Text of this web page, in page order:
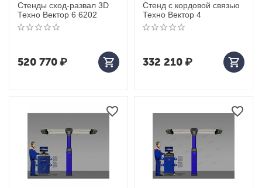
Стенды сход-развал 3D
Техно Вектор 6 6202
520 770₽
Стенд с кордовой связью
Техно Вектор 4
332 210₽